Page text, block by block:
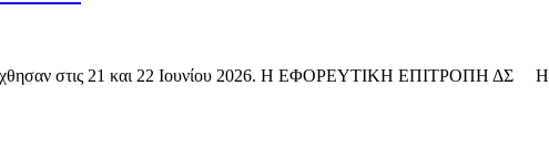
στις 21 και 22 Ιουνίου 2026. Η ΕΦΟΡΕΥΤΙΚΗ ΕΠΙΤΡΟΠΗ ΔΣ